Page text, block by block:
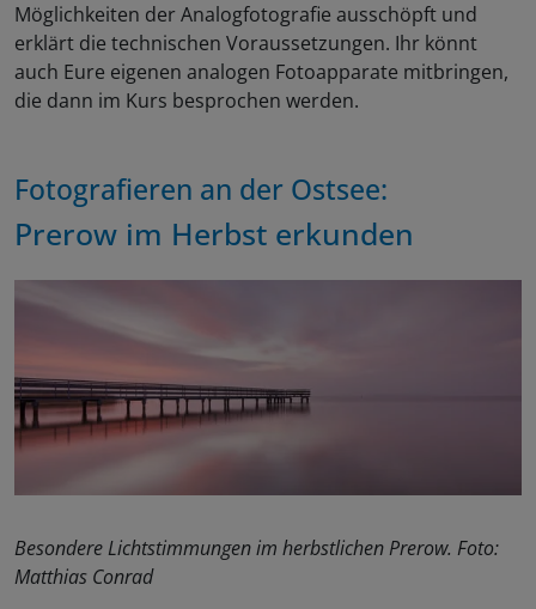
Möglichkeiten der Analogfotografie ausschöpft und
erklärt die technischen Voraussetzungen. Ihr könnt
auch Eure eigenen analogen Fotoapparate mitbringen,
die dann im Kurs besprochen werden.
Fotografieren an der Ostsee:
Prerow im Herbst erkunden
Besondere Lichtstimmungen im herbstlichen Prerow. Foto:
Matthias Conrad